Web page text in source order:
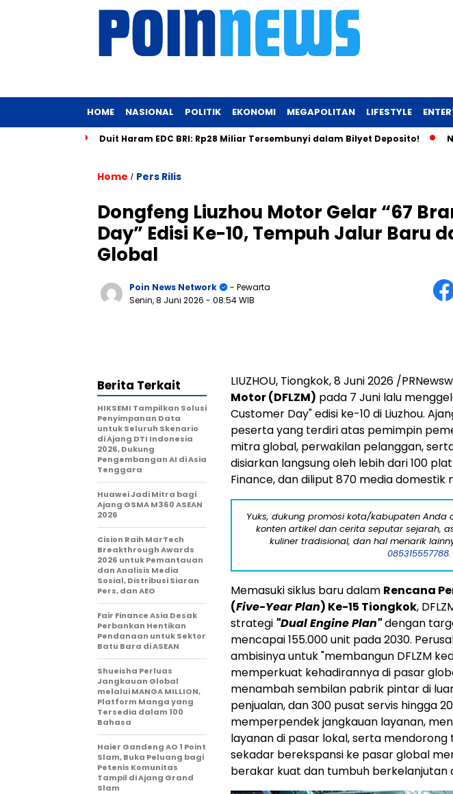
HOME NASIONAL POLITIK EKONOMI MEGAPOLITAN LIFESTYLE
Duit Haram EDC BRI: Rp28 Miliar Tersembunyi dalam Bilyet Deposito! Nadiem
Home / Pers Rilis
Dongfeng Liuzhou Motor Gelar “67
Day” Edisi Ke-10, Tempuh Jalur Baru
Global
Poin News Network
- Pewarta
Senin, 8 Juni 2026 - 08:54 WIB
LIUZHOU, Tiongkok, 8 Juni 2026 /
Motor (DFLZM) pada 7 Juni lalu
Customer Day" edisi ke-10 di Liuzhou.
peserta yang terdiri atas pemimpin
mitra global, perwakilan pelanggan,
disiarkan langsung oleh lebih dari 100
Finance, dan diliput 870 media domestik
Yuks, dukung promosi kota/kabupaten Anda
konten artikel dan cerita seputar sejarah,
kuliner tradisional, dan hal menarik
085315557788.
Memasuki siklus baru dalam Rencana
(Five-Year Plan) Ke-15 Tiongkok,
strategi "Dual Engine Plan"dengan
mencapai 155.000 unit pada 2030.
ambisinya untuk "membangun DFLZM
memperkuat kehadirannya di pasar
menambah sembilan pabrik pintar di
penjualan, dan 300 pusat servis hingga
memperpendek jangkauan layanan,
layanan di pasar lokal, serta
sekadar berekspansi ke pasar global
berakar kuat dan tumbuh berkelanjutan
Berita Terkait
HIKSEMI Tampilkan Solusi
Penyimpanan Data
untuk Seluruh Skenario
di Ajang DTI Indonesia
2026, Dukung
Pengembangan AI di Asia
Tenggara
Huawei Jadi Mitra bagi
Ajang GSMA M360 ASEAN
2026
Cision Raih MarTech
Breakthrough Awards
2026 untuk Pemantauan
dan Analisis Media
Sosial, Distribusi Siaran
Pers, dan AEO
Fair Finance Asia Desak
Perbankan Hentikan
Pendanaan untuk Sektor
Batu Bara di ASEAN
Shueisha Perluas
Jangkauan Global
melalui MANGA MILLION,
Platform Manga yang
Tersedia dalam 100
Bahasa
Haier Gandeng AO 1 Point
Slam, Buka Peluang bagi
Petenis Komunitas
Tampil di Ajang Grand
Slam